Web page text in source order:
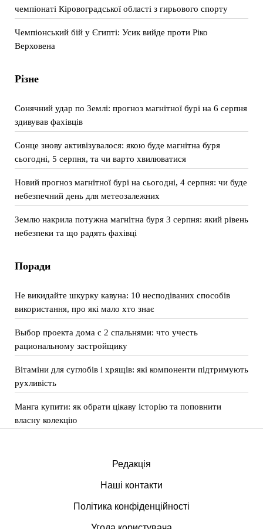
чемпіонаті Кіровоградської області з гирьового спорту
Чемпіонський бій у Єгипті: Усик вийде проти Ріко
Верховена
Різне
Сонячний удар по Землі: прогноз магнітної бурі на 6 серпня
здивував фахівців
Сонце знову активізувалося: якою буде магнітна буря
сьогодні, 5 серпня, та чи варто хвилюватися
Новий прогноз магнітної бурі на сьогодні, 4 серпня: чи буде
небезпечний день для метеозалежних
Землю накрила потужна магнітна буря 3 серпня: який рівень
небезпеки та що радять фахівці
Поради
Не викидайте шкурку кавуна: 10 несподіваних способів
використання, про які мало хто знає
Выбор проекта дома с 2 спальнями: что учесть
рациональному застройщику
Вітаміни для суглобів і хрящів: які компоненти підтримують
рухливість
Манга купити: як обрати цікаву історію та поповнити
власну колекцію
Редакція
Наші контакти
Політика конфіденційності